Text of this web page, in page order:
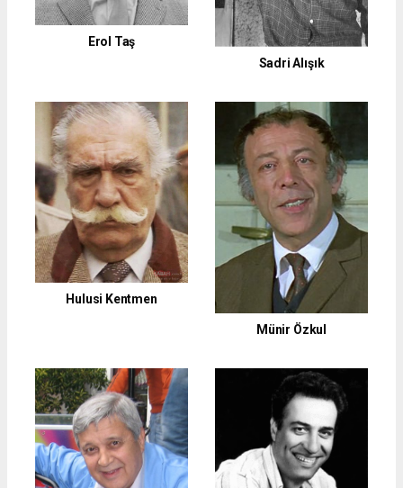
Erol Taş
Sadri Alışık
Hulusi Kentmen
Münir Özkul